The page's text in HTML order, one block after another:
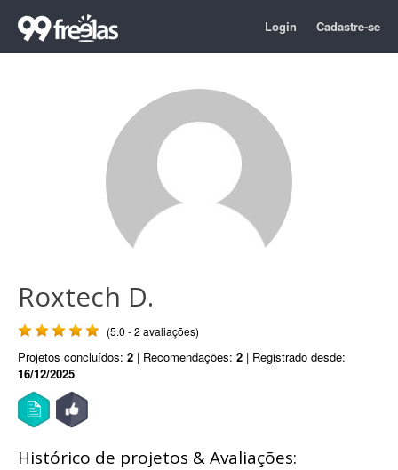
Login Cadastre-se
Roxtech D.
(5.0 - 2 avaliações)
Projetos concluídos: 2 | Recomendações: 2 | Registrado desde:
16/12/2025
Histórico de projetos & Avaliações: